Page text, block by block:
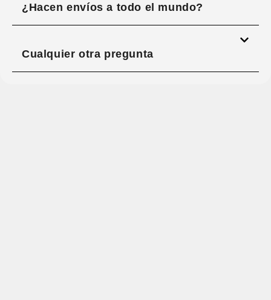
¿Hacen envíos a todo el mundo?
Cualquier otra pregunta